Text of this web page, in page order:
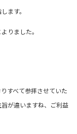
ます。
りました。
すべて参拝させていた
が違いますね、ご利益